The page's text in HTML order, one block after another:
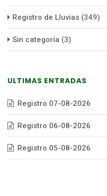
Registro de Lluvias (349)
Sin categoría (3)
ULTIMAS ENTRADAS
Registro 07-08-2026
Registro 06-08-2026
Registro 05-08-2026